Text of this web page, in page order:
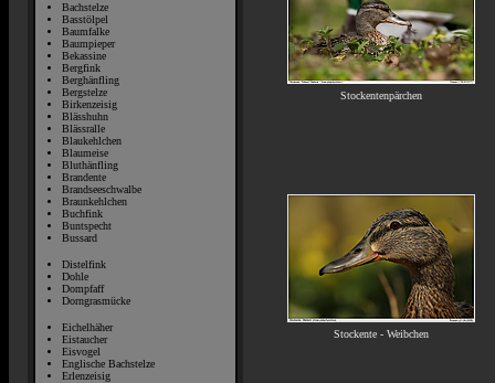
Bachstelze
Basstölpel
Baumfalke
Baumpieper
Bekassine
Bergfink
Berghänfling
Bergstelze
Birkenzeisig
Blässhuhn
Blässralle
Blaukehlchen
Blaumeise
Bluthänfling
Brandente
Brandseeschwalbe
Braunkehlchen
Buchfink
Buntspecht
Bussard
Distelfink
Dohle
Dompfaff
Dorngrasmücke
Eichelhäher
Eistaucher
Eisvogel
Englische Bachstelze
Erlenzeisig
Stockentenpärchen
Stockente - Weibchen